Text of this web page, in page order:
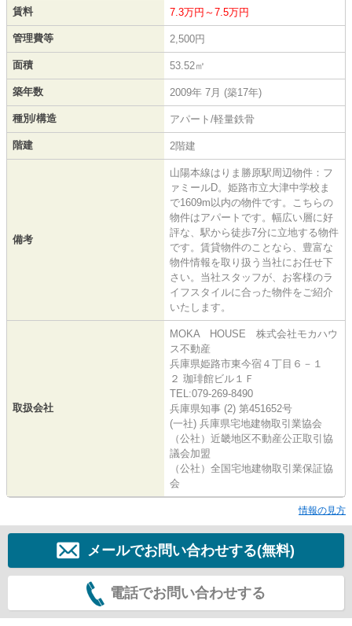
賃料 7.3万円～7.5万円
管理費等 2,500円
面積 53.52㎡
築年数 2009年 7月 (築17年)
種別/構造 アパート/軽量鉄骨
階建 2階建
備考
山陽本線はりま勝原駅周辺物件：フ
ァミールD。姫路市立大津中学校ま
で1609m以内の物件です。こちらの
物件はアパートです。幅広い層に好
評な、駅から徒歩7分に立地する物件
です。賃貸物件のことなら、豊富な
物件情報を取り扱う当社にお任せ下
さい。当社スタッフが、お客様のラ
イフスタイルに合った物件をご紹介
いたします。
取扱会社
MOKA HOUSE 株式会社モカハウ
ス不動産
兵庫県姫路市東今宿４丁目６－１
２ 珈琲館ビル１Ｆ
TEL:079-269-8490
兵庫県知事 (2) 第451652号
(一社) 兵庫県宅地建物取引業協会
（公社）近畿地区不動産公正取引協
議会加盟
（公社）全国宅地建物取引業保証協
会
情報の見方
メールでお問い合わせする(無料)
電話でお問い合わせする